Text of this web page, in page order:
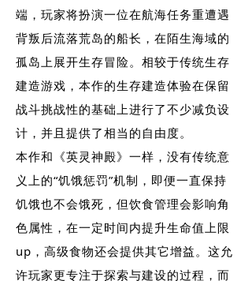
端，玩家将扮演一位在航海任务重遭遇
背叛后流落荒岛的船长，在陌生海域的
孤岛上展开生存冒险。相较于传统生存
建造游戏，本作的生存建造体验在保留
战斗挑战性的基础上进行了不少减负设
计，并且提供了相当的自由度。
本作和《英灵神殿》一样，没有传统意
义上的“饥饿惩罚”机制，即便一直保持
饥饿也不会饿死，但饮食管理会影响角
色属性，在一定时间内提升生命值上限
up，高级食物还会提供其它增益。这允
许玩家更专注于探索与建设的过程，而